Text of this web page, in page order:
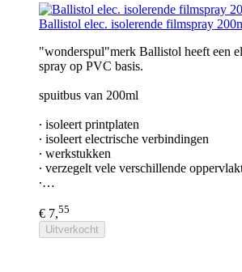
Ballistol elec. isolerende filmspray
"wonderspul"merk Ballistol heeft een
spray op PVC basis.
spuitbus van 200ml
∙ isoleert printplaten
∙ isoleert electrische verbindingen
∙ werkstukken
∙ verzegelt vele verschillende
∙…
€ 7,55
Uitverkocht